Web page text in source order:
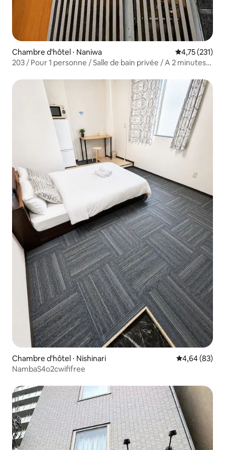
Chambre d'hôtel ⋅ Naniwa Évaluation
4,75 (231)
203 / Pour 1 personne / Salle de bain privée / A 2 minutes
Tsūtenkaku / A 50 minutes de l'aéroport du Kansai /
Chambre d'hôtel ⋅ Nishinari Évaluation
4,64 (83)
NambaS4o2cwififree